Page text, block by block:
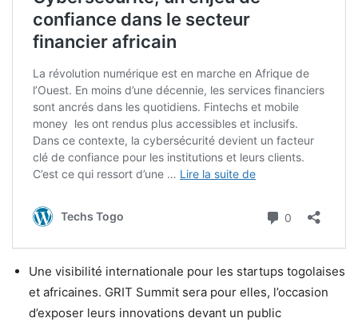
Une visibilité internationale pour les startups togolaises
et africaines. GRIT Summit sera pour elles, l’occasion
d’exposer leurs innovations devant un public